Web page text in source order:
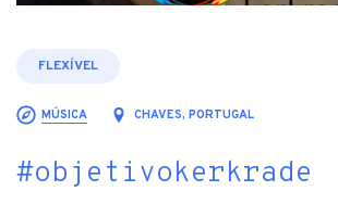
FLEXÍVEL
MÚSICA CHAVES, PORTUGAL
#objetivokerkrade